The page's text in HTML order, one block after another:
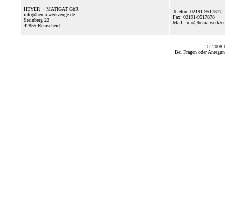
HEYER + MATIGAT GbR
info@hema-werkzeuge.de
Steinberg 22
42855 Remscheid
Telefon: 02191-9517877
Fax: 02191-9517878
Mail: info@hema-
© 2008
Bei Fragen oder